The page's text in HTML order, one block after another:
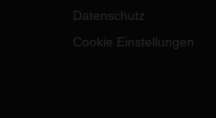
Datenschutz
Cookie Einstellungen